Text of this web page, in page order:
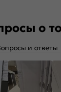
о
и ответы